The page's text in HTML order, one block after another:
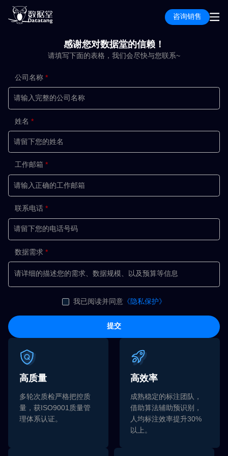
咨询销售
高质量
多轮次质检严格把控质
量，获ISO9001质量管
理体系认证。
高效率
成熟稳定的标注团队，
借助算法辅助预识别，
人均标注效率提升30%
以上。
感谢您对数据堂的信赖！
请填写下面的表格，我们会尽快与您联系~
公司名称
姓名
工作邮箱
联系电话
数据需求
我已阅读并同意 《隐私保护》
提交